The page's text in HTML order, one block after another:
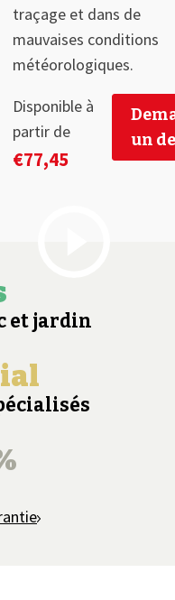
traçage et dans de
mauvaises conditions
météorologiques.
Disponible à
partir de
€77,45
un
et jardin